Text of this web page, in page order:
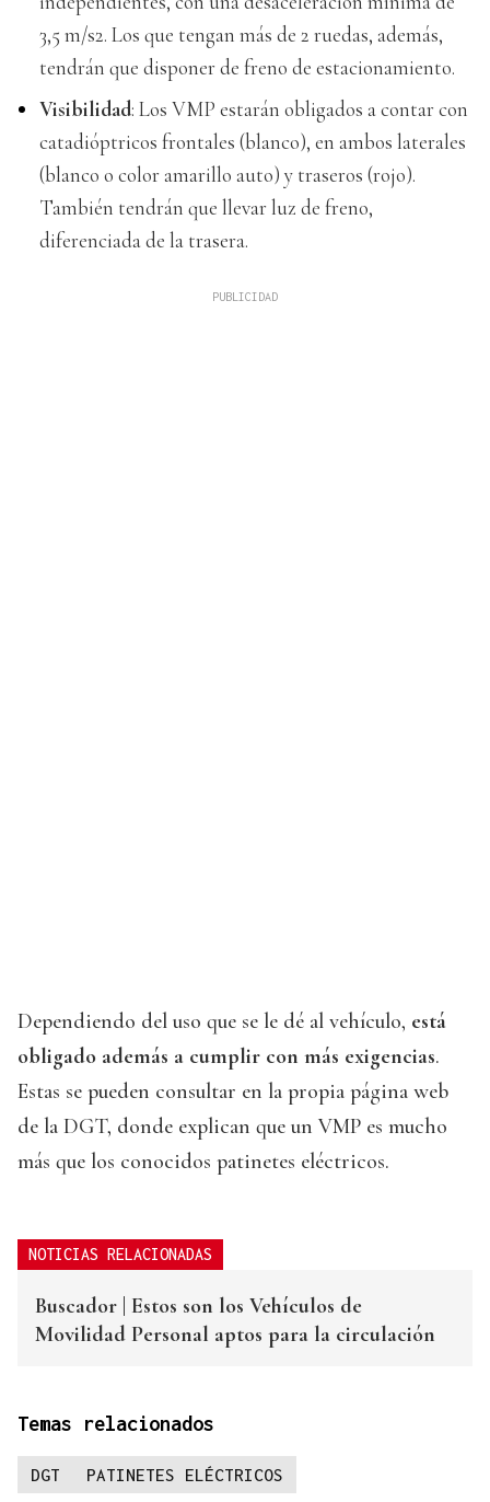
3,5 m/s2. Los que tengan más de 2 ruedas, además,
tendrán que disponer de freno de estacionamiento.
Visibilidad: Los VMP estarán obligados a contar con
catadióptricos frontales (blanco), en ambos laterales
(blanco o color amarillo auto) y traseros (rojo).
También tendrán que llevar luz de freno,
diferenciada de la trasera.
Dependiendo del uso que se le dé al vehículo, está
obligado además a cumplir con más exigencias.
Estas se pueden consultar en la propia página web
de la DGT, donde explican que un VMP es mucho
más que los conocidos patinetes eléctricos.
NOTICIAS RELACIONADAS
Buscador | Estos son los Vehículos de
Movilidad Personal aptos para la circulación
Temas relacionados
DGT PATINETES ELÉCTRICOS